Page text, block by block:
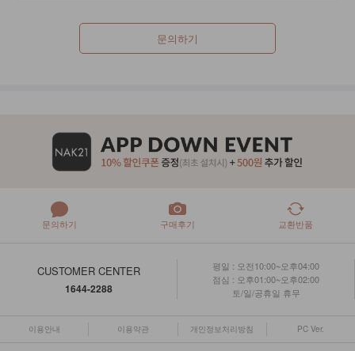
문의하기
문의하기 구매후기 교환반품
CUSTOMER CENTER
1644-2288
평일 : 오전10:00~오후04:00
점심 : 오후01:00~오후02:00
토/일/공휴일 휴무
이용안내 이용약관 개인정보처리방침 PC Ver.